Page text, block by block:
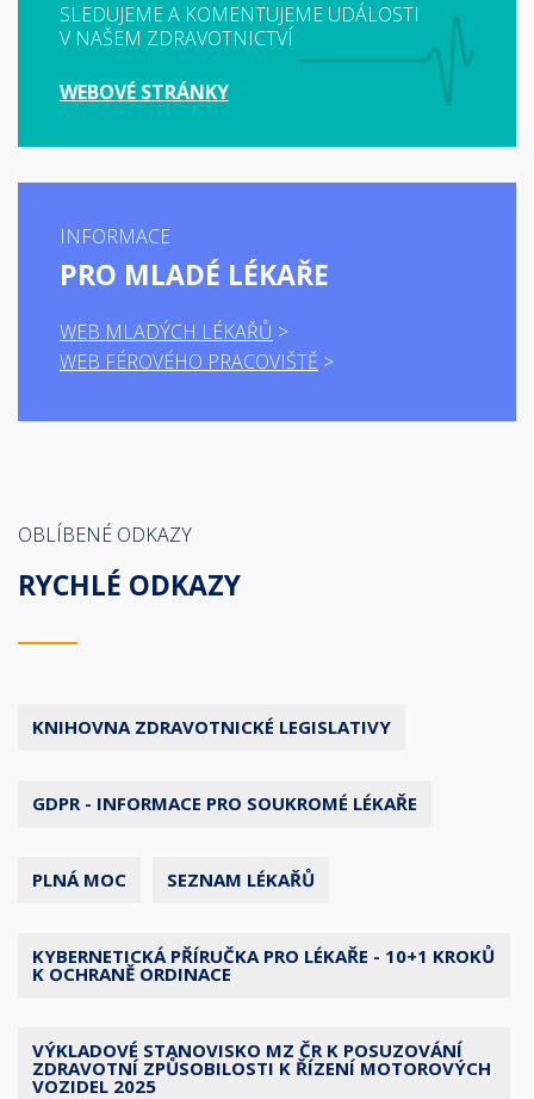
SLEDUJEME A KOMENTUJEME UDÁLOSTI
V NAŠEM ZDRAVOTNICTVÍ
WEBOVÉ STRÁNKY
INFORMACE
PRO MLADÉ LÉKAŘE
WEB MLADÝCH LÉKAŘŮ
WEB FÉROVÉHO PRACOVIŠTĚ
OBLÍBENÉ ODKAZY
RYCHLÉ ODKAZY
KNIHOVNA ZDRAVOTNICKÉ LEGISLATIVY
GDPR - INFORMACE PRO SOUKROMÉ LÉKAŘE
PLNÁ MOC SEZNAM LÉKAŘŮ
KYBERNETICKÁ PŘÍRUČKA PRO LÉKAŘE - 10+1 KROKŮ
K OCHRANĚ ORDINACE
VÝKLADOVÉ STANOVISKO MZ ČR K POSUZOVÁNÍ
ZDRAVOTNÍ ZPŮSOBILOSTI K ŘÍZENÍ MOTOROVÝCH
VOZIDEL 2025